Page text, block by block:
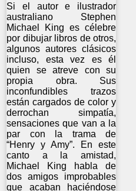
Si el autor e ilustrador
australiano Stephen
Michael King es célebre
por dibujar libros de otros,
algunos autores clásicos
incluso, esta vez es él
quien se atreve con su
propia obra. Sus
inconfundibles trazos
están cargados de color y
derrochan simpatía,
sensaciones que van a la
par con la trama de
“Henry y Amy”. En este
canto a la amistad,
Michael King habla de
dos amigos improbables
que acaban haciéndose